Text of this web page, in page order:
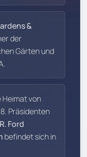
&
der
Gärten und
Heimat von
Präsidenten
Ford
befindet sich in